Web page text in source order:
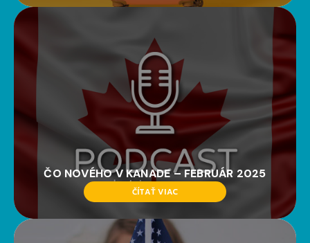
ČO NOVÉHO V KANADE – FEBRUÁR 2025
ČÍTAŤ VIAC